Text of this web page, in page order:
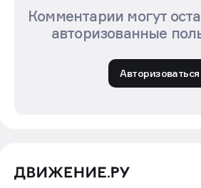
Комментарии могут
авторизованные
Авторизоваться